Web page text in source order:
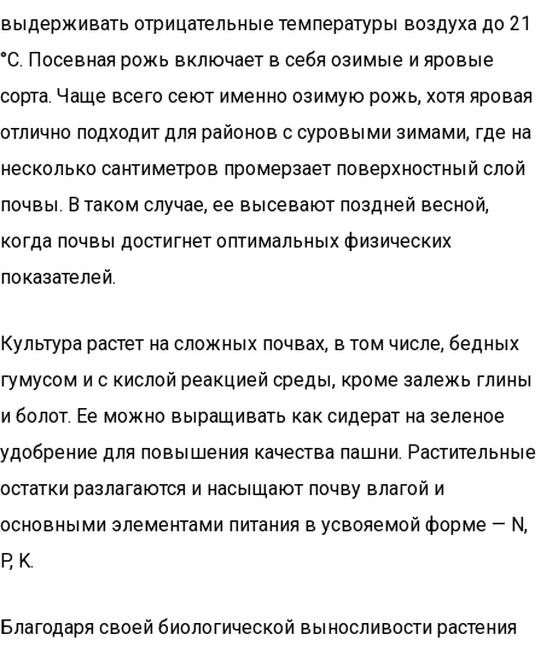
выдерживать отрицательные температуры воздуха до 21
°C. Посевная рожь включает в себя озимые и яровые
сорта. Чаще всего сеют именно озимую рожь, хотя яровая
отлично подходит для районов с суровыми зимами, где на
несколько сантиметров промерзает поверхностный слой
почвы. В таком случае, ее высевают поздней весной,
когда почвы достигнет оптимальных физических
показателей.
Культура растет на сложных почвах, в том числе, бедных
гумусом и с кислой реакцией среды, кроме залежь глины
и болот. Ее можно выращивать как сидерат на зеленое
удобрение для повышения качества пашни. Растительные
остатки разлагаются и насыщают почву влагой и
основными элементами питания в усвояемой форме — N,
P, K.
Благодаря своей биологической выносливости растения